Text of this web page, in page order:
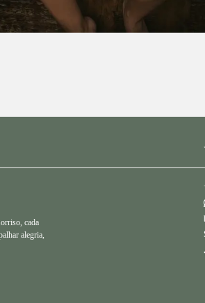
cada
alegria,